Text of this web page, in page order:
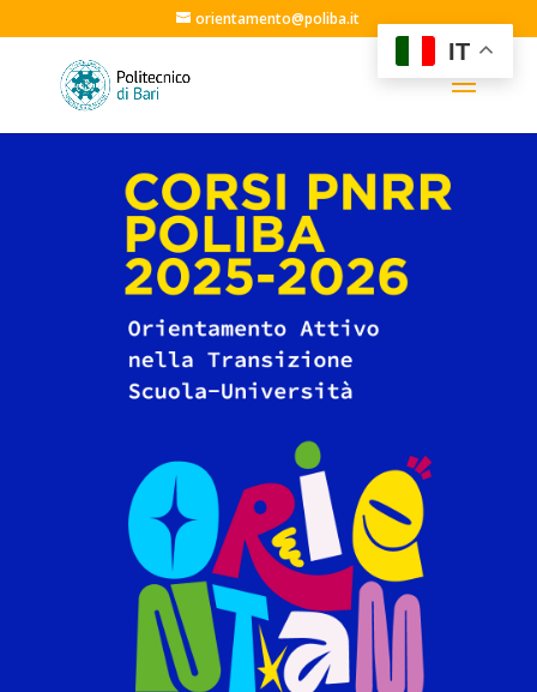
orientamento@poliba.it
Nam dapibus nisl vitae elit fringilla
rutrum. Aenean sollicitudin, erat a
elementum rutrum.
IT